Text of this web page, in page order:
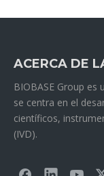
ACERCA DE
BIOBASE Group
se centra en el
científicos,
(IVD).